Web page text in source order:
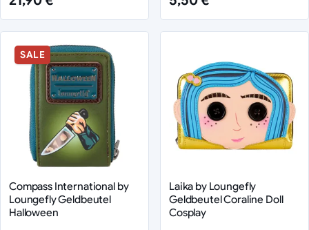
SALE
Compass International by
Loungefly Geldbeutel
Halloween
Laika by Loungefly
Geldbeutel Coraline Doll
Cosplay